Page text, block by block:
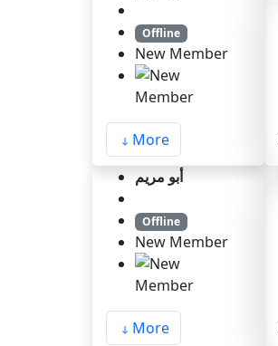
Offline
New Member
More
أبو مريم
Offline
New Member
More